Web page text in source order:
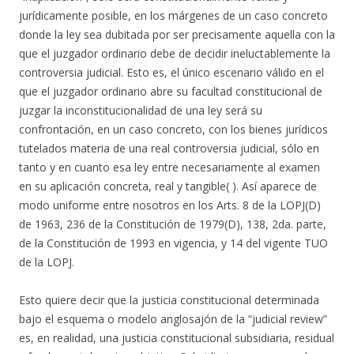
jurídicamente posible, en los márgenes de un caso concreto
donde la ley sea dubitada por ser precisamente aquella con la
que el juzgador ordinario debe de decidir ineluctablemente la
controversia judicial. Esto es, el único escenario válido en el
que el juzgador ordinario abre su facultad constitucional de
juzgar la inconstitucionalidad de una ley será su
confrontación, en un caso concreto, con los bienes jurídicos
tutelados materia de una real controversia judicial, sólo en
tanto y en cuanto esa ley entre necesariamente al examen
en su aplicación concreta, real y tangible( ). Así aparece de
modo uniforme entre nosotros en los Arts. 8 de la LOPJ(D)
de 1963, 236 de la Constitución de 1979(D), 138, 2da. parte,
de la Constitución de 1993 en vigencia, y 14 del vigente TUO
de la LOPJ.
Esto quiere decir que la justicia constitucional determinada
bajo el esquema o modelo anglosajón de la “judicial review”
es, en realidad, una justicia constitucional subsidiaria, residual